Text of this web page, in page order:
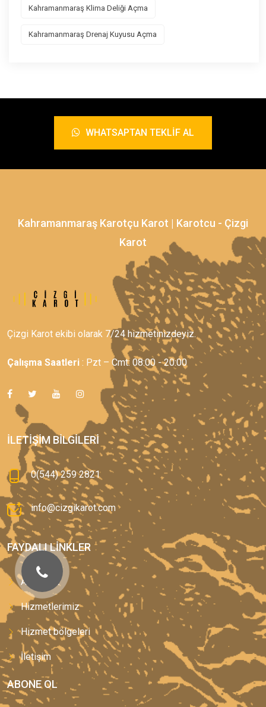
Kahramanmaraş Klima Deliği Açma
Kahramanmaraş Drenaj Kuyusu Açma
WHATSAPTAN TEKLIF AL
Kahramanmaraş Karotçu Karot | Karotcu - Çizgi
Karot
Çizgi Karot ekibi olarak 7/24 hizmetinizdeyiz.
Çalışma Saatleri : Pzt – Cmt: 08:00 - 20:00
İLETIŞIM BILGILERI
0(544) 259 2821
info@cizgikarot.com
FAYDALI LINKLER
Anasayfa
Hizmetlerimiz
Hizmet bölgeleri
İletişim
ABONE OL